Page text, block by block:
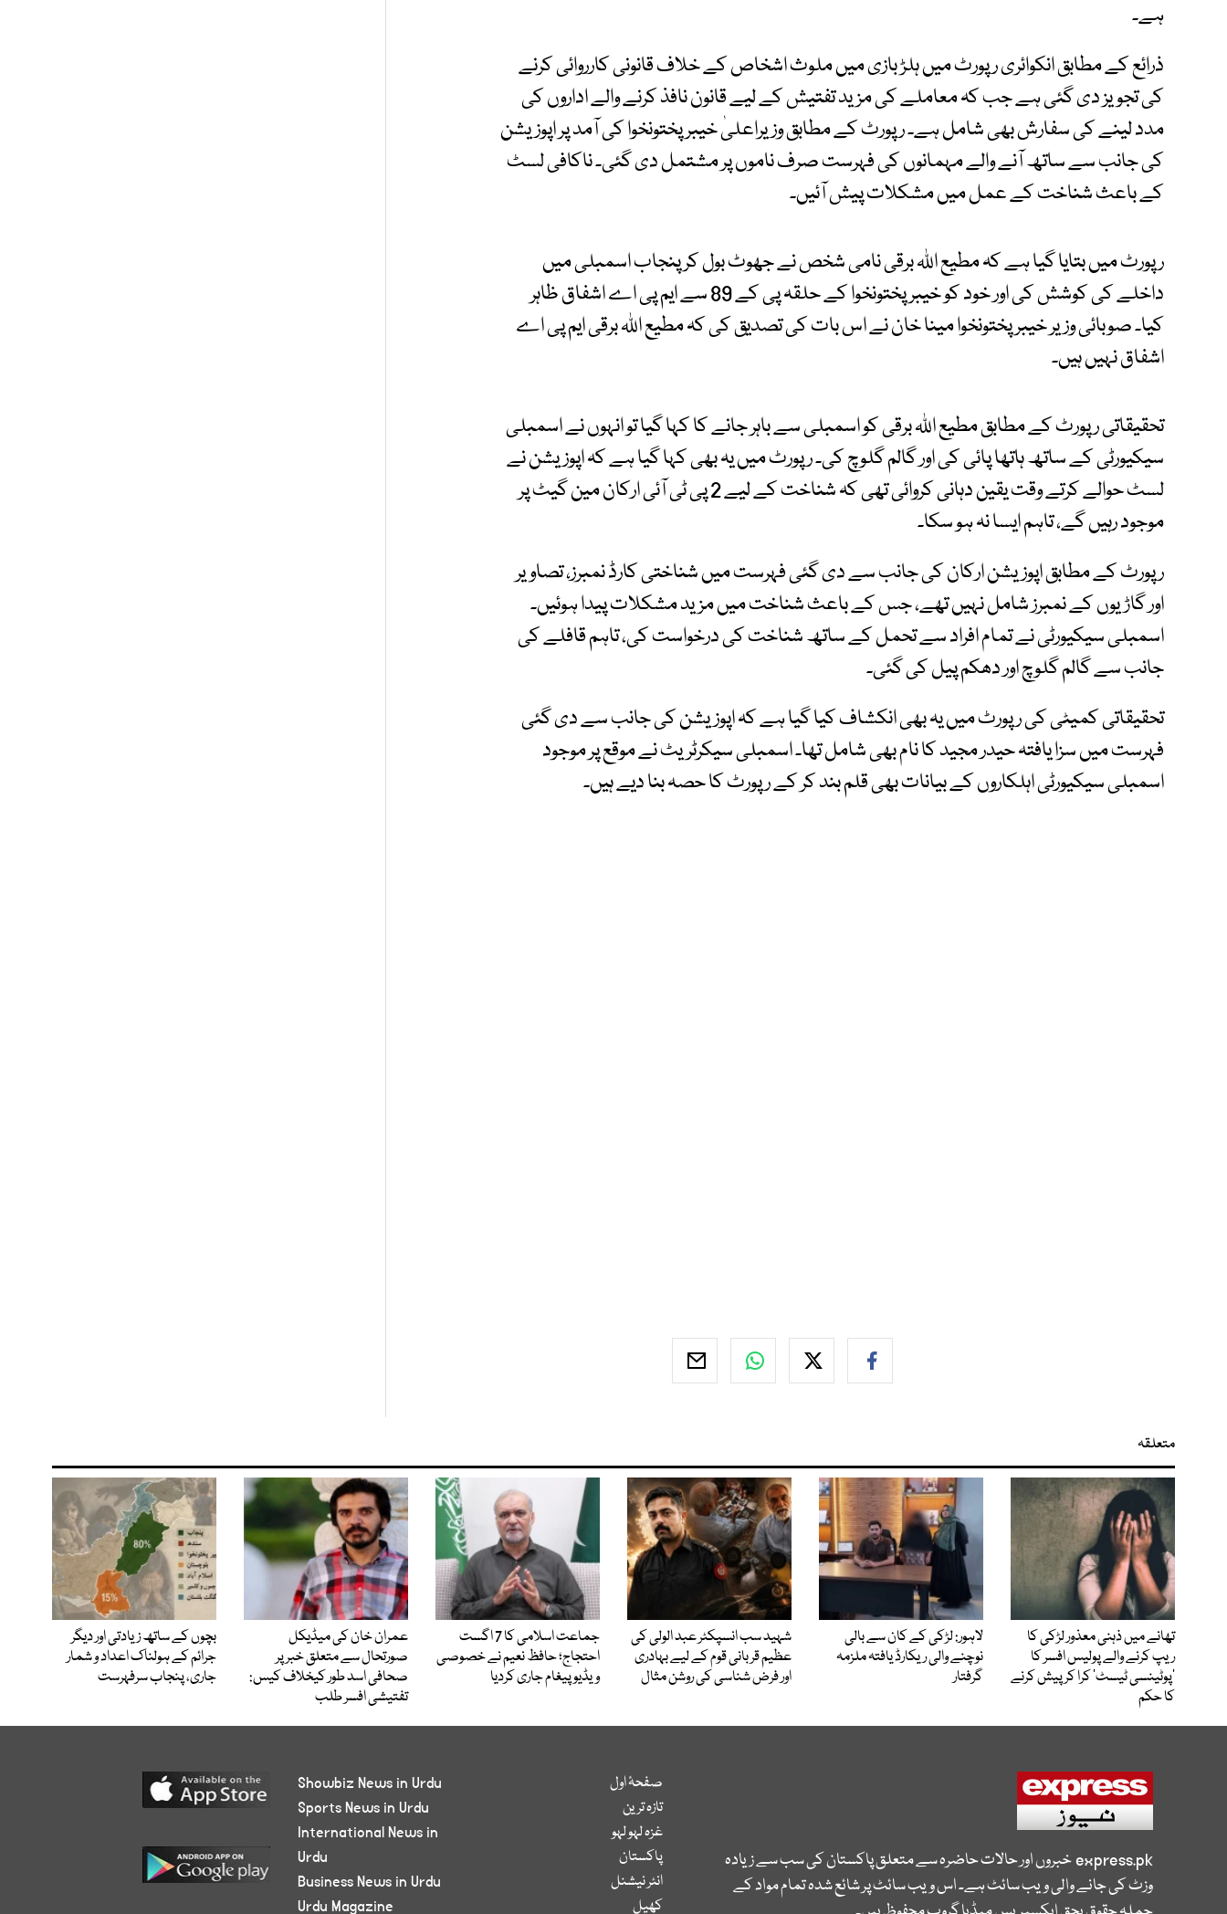
ہے۔
ذرائع کے مطابق انکوائری رپورٹ میں ہلڑ بازی میں ملوث اشخاص کے خلاف قانونی کارروائی کرنے
کی تجویز دی گئی ہے جب کہ معاملے کی مزید تفتیش کے لیے قانون نافذ کرنے والے اداروں کی
مدد لینے کی سفارش بھی شامل ہے۔ رپورٹ کے مطابق وزیراعلیٰ خیبرپختونخوا کی آمد پر اپوزیشن
کی جانب سے ساتھ آنے والے مہمانوں کی فہرست صرف ناموں پر مشتمل دی گئی۔ ناکافی لسٹ
کے باعث شناخت کے عمل میں مشکلات پیش آئیں۔
رپورٹ میں بتایا گیا ہے کہ مطیع اللہ برقی نامی شخص نے جھوٹ بول کر پنجاب اسمبلی میں
داخلے کی کوشش کی اور خود کو خیبرپختونخوا کے حلقہ پی کے 89 سے ایم پی اے اشفاق ظاہر
کیا۔ صوبائی وزیر خیبرپختونخوا مینا خان نے اس بات کی تصدیق کی کہ مطیع اللہ برقی ایم پی اے
اشفاق نہیں ہیں۔
تحقیقاتی رپورٹ کے مطابق مطیع اللہ برقی کو اسمبلی سے باہر جانے کا کہا گیا تو انہوں نے اسمبلی
سیکیورٹی کے ساتھ ہاتھا پائی کی اور گالم گلوچ کی۔ رپورٹ میں یہ بھی کہا گیا ہے کہ اپوزیشن نے
لسٹ حوالے کرتے وقت یقین دہانی کروائی تھی کہ شناخت کے لیے 2 پی ٹی آئی ارکان مین گیٹ پر
موجود رہیں گے، تاہم ایسا نہ ہو سکا۔
رپورٹ کے مطابق اپوزیشن ارکان کی جانب سے دی گئی فہرست میں شناختی کارڈ نمبرز، تصاویر
اور گاڑیوں کے نمبرز شامل نہیں تھے، جس کے باعث شناخت میں مزید مشکلات پیدا ہوئیں۔
اسمبلی سیکیورٹی نے تمام افراد سے تحمل کے ساتھ شناخت کی درخواست کی، تاہم قافلے کی
جانب سے گالم گلوچ اور دھکم پیل کی گئی۔
تحقیقاتی کمیٹی کی رپورٹ میں یہ بھی انکشاف کیا گیا ہے کہ اپوزیشن کی جانب سے دی گئی
فہرست میں سزا یافتہ حیدر مجید کا نام بھی شامل تھا۔ اسمبلی سیکرٹریٹ نے موقع پر موجود
اسمبلی سیکیورٹی اہلکاروں کے بیانات بھی قلم بند کر کے رپورٹ کا حصہ بنا دیے ہیں۔
متعلقہ
تھانے میں ذہنی معذور لڑکی کا
ریپ کرنے والے پولیس افسر کا
’پوٹینسی ٹیسٹ‘ کرا کر پیش کرنے
کا حکم
لاہور: لڑکی کے کان سے بالی
نوچنے والی ریکارڈ یافتہ ملزمہ
گرفتار
شہید سب انسپکٹر عبد الولی کی
عظیم قربانی قوم کے لیے بہادری
اور فرض شناسی کی روشن مثال
جماعت اسلامی کا 7 اگست
احتجاج؛ حافظ نعیم نے خصوصی
ویڈیو پیغام جاری کردیا
عمران خان کی میڈیکل
صورتحال سے متعلق خبر پر
صحافی اسد طور کیخلاف کیس:
تفتیشی افسر طلب
بچوں کے ساتھ زیادتی اور دیگر
جرائم کے ہولناک اعداد و شمار
جاری، پنجاب سرفہرست
express.pkخبروں اور حالات حاضرہ سے متعلق پاکستان کی سب سے زیادہ
وزٹ کی جانے والی ویب سائٹ ہے۔ اس ویب سائٹ پر شائع شدہ تمام مواد کے
صفحۂ اول
تازہ ترین
غزہ لہو لہو
پاکستان
انٹر نیشنل
کھیل
Showbiz News in Urdu
Sports News in Urdu
International News in
Urdu
Business News in Urdu
Urdu Magazine